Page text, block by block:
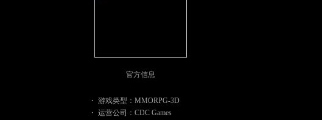
官方信息
・ 游戏类型：MMORPG-3D
・ 运营公司：CDC Games